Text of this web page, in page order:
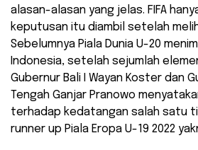
alasan-alasan yang jelas. FIFA
keputusan itu diambil setelah
Sebelumnya Piala Dunia U-20
Indonesia, setelah sejumlah
Gubernur Bali I Wayan Koster dan
Tengah Ganjar Pranowo
terhadap kedatangan salah satu
runner up Piala Eropa U-19 2022